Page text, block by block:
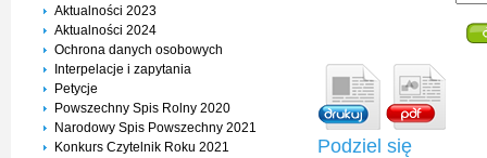
Aktualności 2023
Aktualności 2024
Ochrona danych osobowych
Interpelacje i zapytania
Petycje
Powszechny Spis Rolny 2020
Narodowy Spis Powszechny 2021
Konkurs Czytelnik Roku 2021
Podziel się